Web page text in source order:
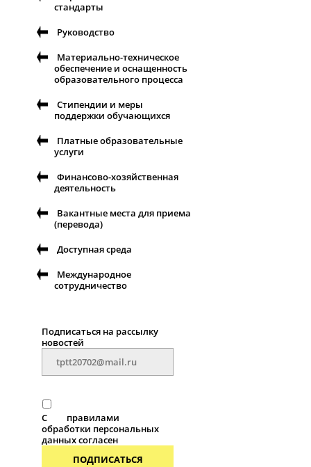
стандарты
Руководство
Материально-техническое
обеспечение и оснащенность
образовательного процесса
Стипендии и меры
поддержки обучающихся
Платные образовательные
услуги
Финансово-хозяйственная
деятельность
Вакантные места для приема
(перевода)
Доступная среда
Международное
сотрудничество
Подписаться на рассылку
новостей
С
правилами
обработки персональных
данных согласен
ПОДПИСАТЬСЯ